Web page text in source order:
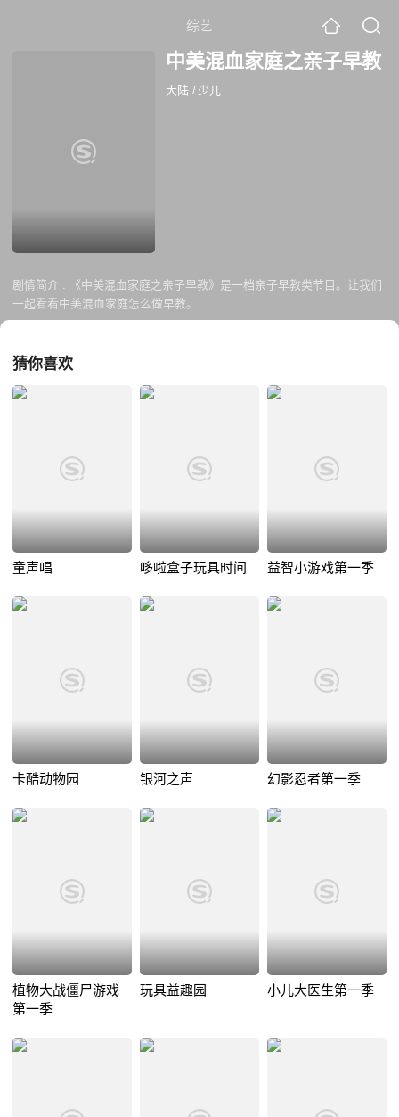
综艺
中美混血家庭之亲子早教
大陆 / 少儿
剧情简介 :
《中美混血家庭之亲子早教》是一档亲子早教类节目。让我们
一起看看中美混血家庭怎么做早教。
猜你喜欢
童声唱 哆啦盒子玩具时间 益智小游戏第一季
卡酷动物园 银河之声 幻影忍者第一季
植物大战僵尸游戏
第一季
玩具益趣园 小儿大医生第一季